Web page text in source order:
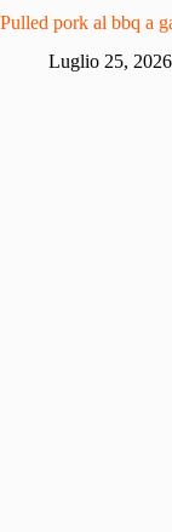
Pulled pork al bbq a
Luglio 25, 2026